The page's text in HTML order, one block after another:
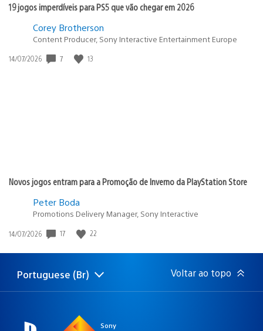
19 jogos imperdíveis para PS5 que vão chegar em 2026
Corey Brotherson
Content Producer, Sony Interactive Entertainment Europe
Data
14/07/2026 7 13
Novos jogos entram para a Promoção de Inverno da PlayStation Store
Peter Boda
Promotions Delivery Manager, Sony Interactive
Data
publicação:
14/07/2026 17 22
Selecione
Região
Portuguese (Br) Voltar ao topo
Sony